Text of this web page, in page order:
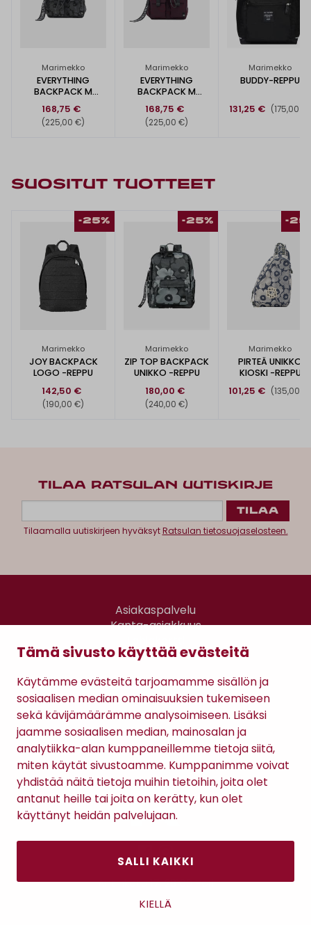
Tämä sivusto käyttää evästeitä
Käytämme evästeitä tarjoamamme sisällön ja
sosiaalisen median ominaisuuksien tukemiseen
sekä kävijämäärämme analysoimiseen. Lisäksi
jaamme sosiaalisen median, mainosalan ja
analytiikka-alan kumppaneillemme tietoja siitä,
miten käytät sivustoamme. Kumppanimme voivat
yhdistää näitä tietoja muihin tietoihin, joita olet
antanut heille tai joita on kerätty, kun olet
käyttänyt heidän palvelujaan.
SALLI KAIKKI
KIELLÄ
Marimekko
EVERYTHING
BACKPACK M
168,75 €
(225,00 €)
Marimekko
EVERYTHING
BACKPACK M
168,75 €
(225,00 €)
Marimekko
BUDDY-REPPU
131,25 € (175,00 €)
SUOSITUT TUOTTEET
-25%
Marimekko
JOY BACKPACK
LOGO -REPPU
142,50 €
(190,00 €)
-25%
Marimekko
ZIP TOP BACKPACK
UNIKKO -REPPU
180,00 €
(240,00 €)
-
Marimekko
PIRTEÄ UNIKKO
KIOSKI -REPPU
101,25 € (135,00
TILAA RATSULAN UUTISKIRJE
Tilaamalla uutiskirjeen hyväksytRatsulan tietosuojaselosteen.
Asiakaspalvelu
Kanta-asiakkuus
Gomee Ratsula Café
Antinkatu 17, 28100 Pori
Sopimusehdot
Tietosuojaseloste
Maksutavat